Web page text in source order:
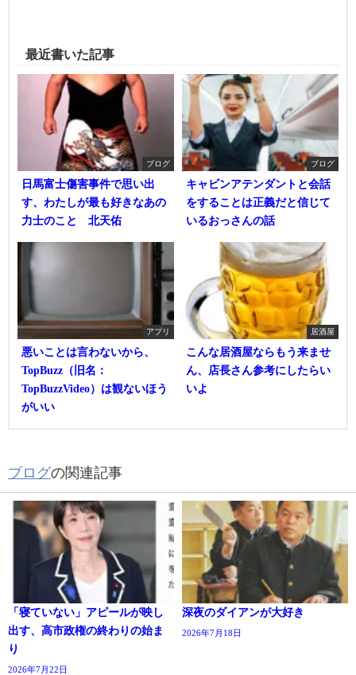
最近書いた記事
ブログ
日馬富士傷害事件で思い出
す、わたしが最も好きなあの
力士のこと 北天佑
ブログ
キャビンアテンダントと会話
をすることは正義だと信じて
いるおっさんの話
アプリ
悪いことは言わないから、
TopBuzz（旧名：
TopBuzzVideo）は観ないほう
がいい
居酒屋
こんな居酒屋ならもう来ませ
ん、店長さん参考にしたらい
いよ
ブログの関連記事
「寝ていない」アピールが映し
出す、高市政権の終わりの始ま
り
2026年7月22日
深夜のダイアンが大好き
2026年7月18日